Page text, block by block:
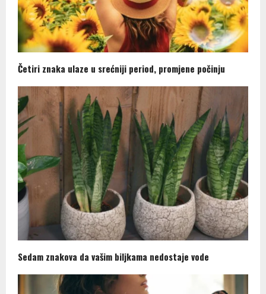
Četiri znaka ulaze u srećniji period, promjene počinju
Sedam znakova da vašim biljkama nedostaje vode